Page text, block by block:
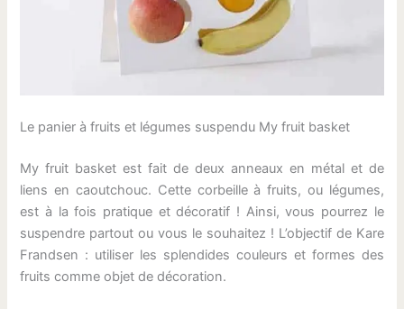
Le panier à fruits et légumes suspendu My fruit basket
My fruit basket est fait de deux anneaux en métal et de
liens en caoutchouc. Cette corbeille à fruits, ou légumes,
est à la fois pratique et décoratif ! Ainsi, vous pourrez le
suspendre partout ou vous le souhaitez ! L’objectif de Kare
Frandsen : utiliser les splendides couleurs et formes des
fruits comme objet de décoration.